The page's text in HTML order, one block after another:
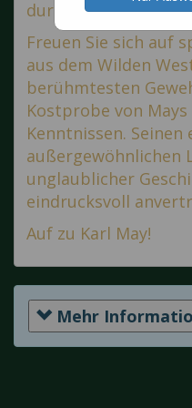
durch sein
Freuen Sie sich auf
aus dem Wilden
berühmtesten
Kostprobe von Mays
Kenntnissen. Seinen
außergewöhnlichen
unglaublicher
eindrucksvoll
Auf zu Karl May!
Mehr